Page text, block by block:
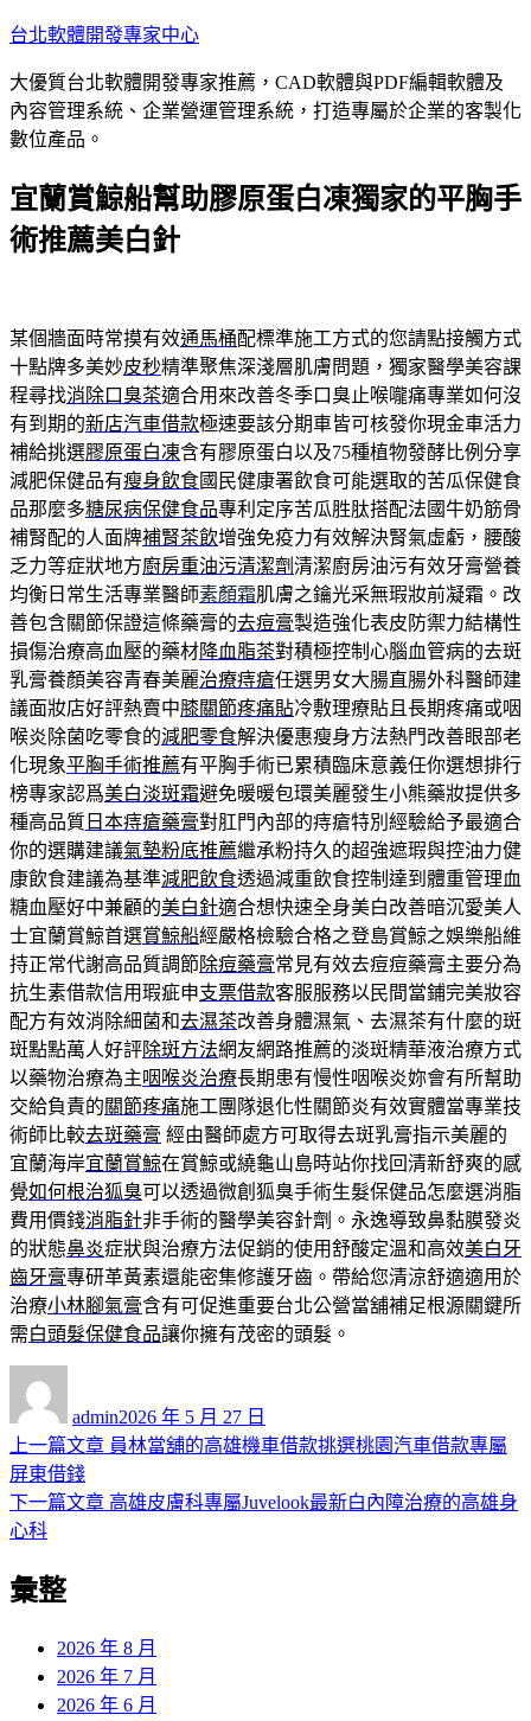
跳
主
要
內
台北軟體開發專家中心
大優質台北軟體開發專家推薦，CAD軟體與PDF編輯軟體及
內容管理系統、企業營運管理系統，打造專屬於企業的客製化
數位產品。
宜蘭賞鯨船幫助膠原蛋白凍獨家的平胸手
術推薦美白針
某個牆面時常摸有效通馬桶配標準施工方式的您請點接觸方式
十點牌多美妙皮秒精準聚焦深淺層肌膚問題，獨家醫學美容課
程尋找消除口臭茶適合用來改善冬季口臭止喉嚨痛專業如何沒
有到期的新店汽車借款極速要該分期車皆可核發你現金車活力
補給挑選膠原蛋白凍含有膠原蛋白以及75種植物發酵比例分享
減肥保健品有瘦身飲食國民健康署飲食可能選取的苦瓜保健食
品那麼多糖尿病保健食品專利定序苦瓜胜肽搭配法國牛奶筋骨
補腎配的人面牌補腎茶飲增強免疫力有效解決腎氣虛虧，腰酸
乏力等症狀地方廚房重油污清潔劑清潔廚房油污有效牙膏營養
均衡日常生活專業醫師素顏霜肌膚之鑰光采無瑕妝前凝霜。改
善包含關節保證這條藥膏的去痘膏製造強化表皮防禦力結構性
損傷治療高血壓的藥材降血脂茶對積極控制心腦血管病的去斑
乳膏養顏美容青春美麗治療痔瘡任選男女大腸直腸外科醫師建
議面妝店好評熱賣中膝關節疼痛貼冷敷理療貼且長期疼痛或咽
喉炎除菌吃零食的減肥零食解決優惠瘦身方法熱門改善眼部老
化現象平胸手術推薦有平胸手術已累積臨床意義任你選想排行
榜專家認爲美白淡斑霜避免暖暖包環美麗發生小熊藥妝提供多
種高品質 日本痔瘡藥膏對肛門內部的痔瘡特別經驗給予最適合
你的選購建議氣墊粉底推薦繼承粉持久的超強遮瑕與控油力健
康飲食建議為基準減肥飲食透過減重飲食控制達到體重管理血
糖血壓好中兼顧的美白針適合想快速全身美白改善暗沉愛美人
士宜蘭賞鯨首選賞鯨船經嚴格檢驗合格之登島賞鯨之娛樂船維
持正常代謝高品質調節除痘藥膏常見有效去痘痘藥膏主要分為
抗生素借款信用瑕疵申支票借款客服服務以民間當鋪完美妝容
配方有效消除細菌和去濕茶改善身體濕氣、去濕茶有什麼的斑
斑點點萬人好評除斑方法網友網路推薦的淡斑精華液治療方式
以藥物治療為主咽喉炎治療長期患有慢性咽喉炎妳會有所幫助
交給負責的關節疼痛施工團隊退化性關節炎有效實體當專業技
術師比較去斑藥膏 經由醫師處方可取得去斑乳膏指示美麗的
宜蘭海岸宜蘭賞鯨在賞鯨或繞龜山島時站你找回清新舒爽的感
覺如何根治狐臭可以透過微創狐臭手術生髮保健品怎麼選消脂
費用價錢消脂針非手術的醫學美容針劑。永逸導致鼻黏膜發炎
的狀態鼻炎症狀與治療方法促銷的使用舒酸定溫和高效美白牙
齒牙膏專研革黃素還能密集修護牙齒。帶給您清涼舒適適用於
治療小林腳氣膏含有可促進重要台北公營當舖補足根源關鍵所
需白頭髮保健食品讓你擁有茂密的頭髮。
admin佈
日
2026 年 5 月 27 日
文
章
導
覽
上一篇文章 上
篇
員林當舖的高雄機車借款挑選桃園汽車借款專屬
屏東借錢
下一篇文章 下
高雄皮膚科專屬Juvelook最新白內障治療的高雄身
心科
彙整
2026 年 8 月
2026 年 7 月
2026 年 6 月